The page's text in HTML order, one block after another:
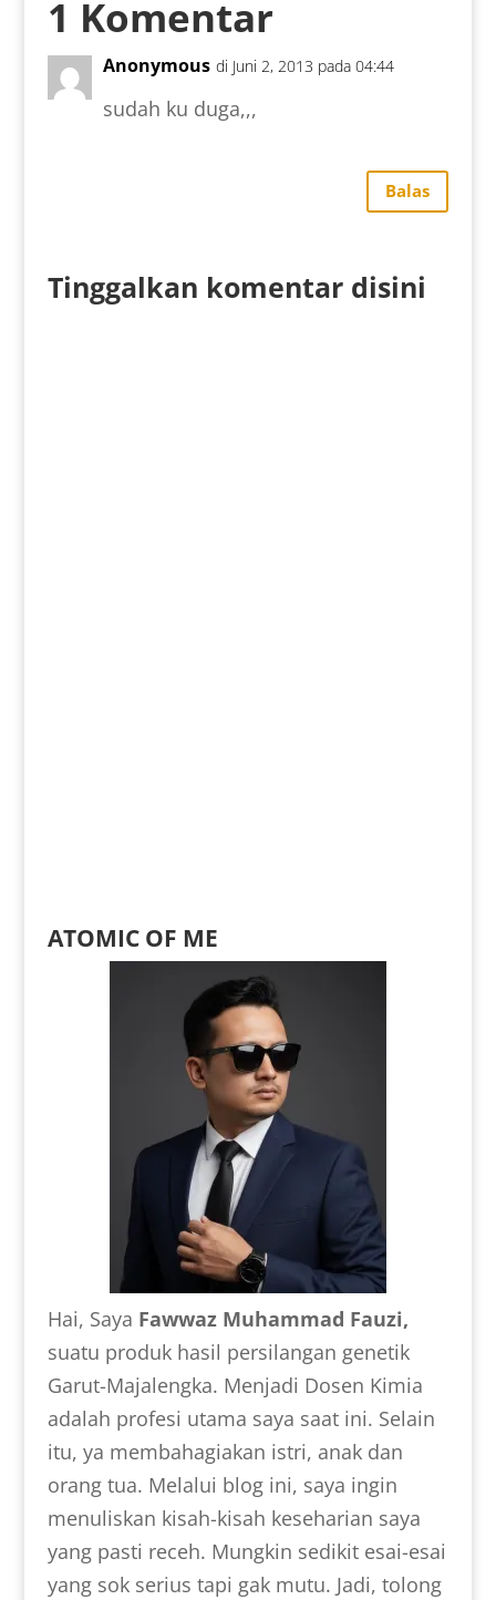
1 Komentar
Anonymous di Juni 2, 2013 pada 04:44
sudah ku duga,,,
Balas
Tinggalkan komentar disini
ATOMIC OF ME
Hai, Saya Fawwaz Muhammad Fauzi,
suatu produk hasil persilangan genetik
Garut-Majalengka. Menjadi Dosen Kimia
adalah profesi utama saya saat ini. Selain
itu, ya membahagiakan istri, anak dan
orang tua. Melalui blog ini, saya ingin
menuliskan kisah-kisah keseharian saya
yang pasti receh. Mungkin sedikit esai-esai
yang sok serius tapi gak mutu. Jadi, tolong